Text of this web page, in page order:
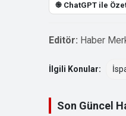
֎ ChatGPT ile
Editör: Haber
İlgili Konular:
Son Güncel